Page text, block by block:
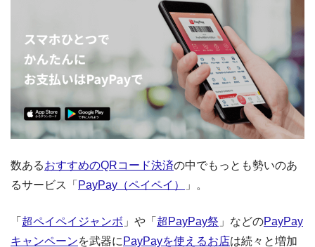
数あるおすすめのQRコード決済の中でもっとも勢いのあ
るサービス「 PayPay（ペイペイ） 」。
「 超ペイペイジャンボ 」や「 超PayPay祭 」などのPayPay
キャンペーンを武器に PayPayを使えるお店は続々と増加